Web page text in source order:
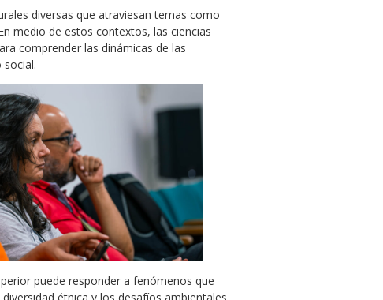
diversas que atraviesan temas como
medio de estos contextos, las ciencias
comprender las dinámicas de las
puede responder a fenómenos que